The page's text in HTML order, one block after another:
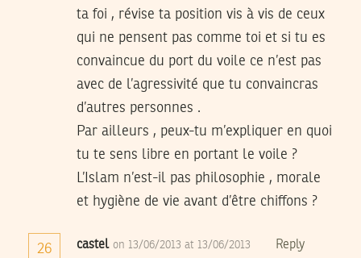
ta foi , révise ta position vis à vis de ceux
qui ne pensent pas comme toi et si tu es
convaincue du port du voile ce n’est pas
avec de l’agressivité que tu convaincras
d’autres personnes .
Par ailleurs , peux-tu m’expliquer en quoi
tu te sens libre en portant le voile ?
L’Islam n’est-il pas philosophie , morale
et hygiène de vie avant d’être chiffons ?
26 castel on 13/06/2013 at 13/06/2013 Reply